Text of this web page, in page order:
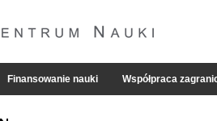
Finansowanie nauki Współpraca